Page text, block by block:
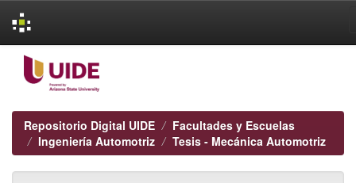
navigation
Repositorio Digital UIDE
Facultades y Escuelas
Ingeniería Automotriz
Tesis - Mecánica Automotriz